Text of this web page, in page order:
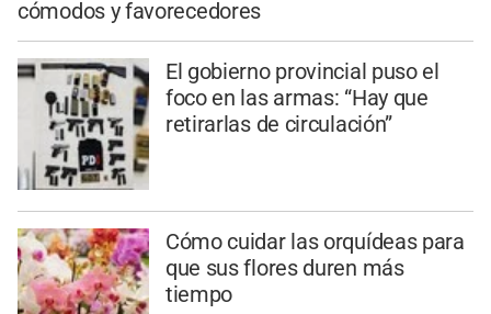
cómodos y favorecedores
El gobierno provincial puso el
foco en las armas: “Hay que
retirarlas de circulación”
Cómo cuidar las orquídeas para
que sus flores duren más
tiempo